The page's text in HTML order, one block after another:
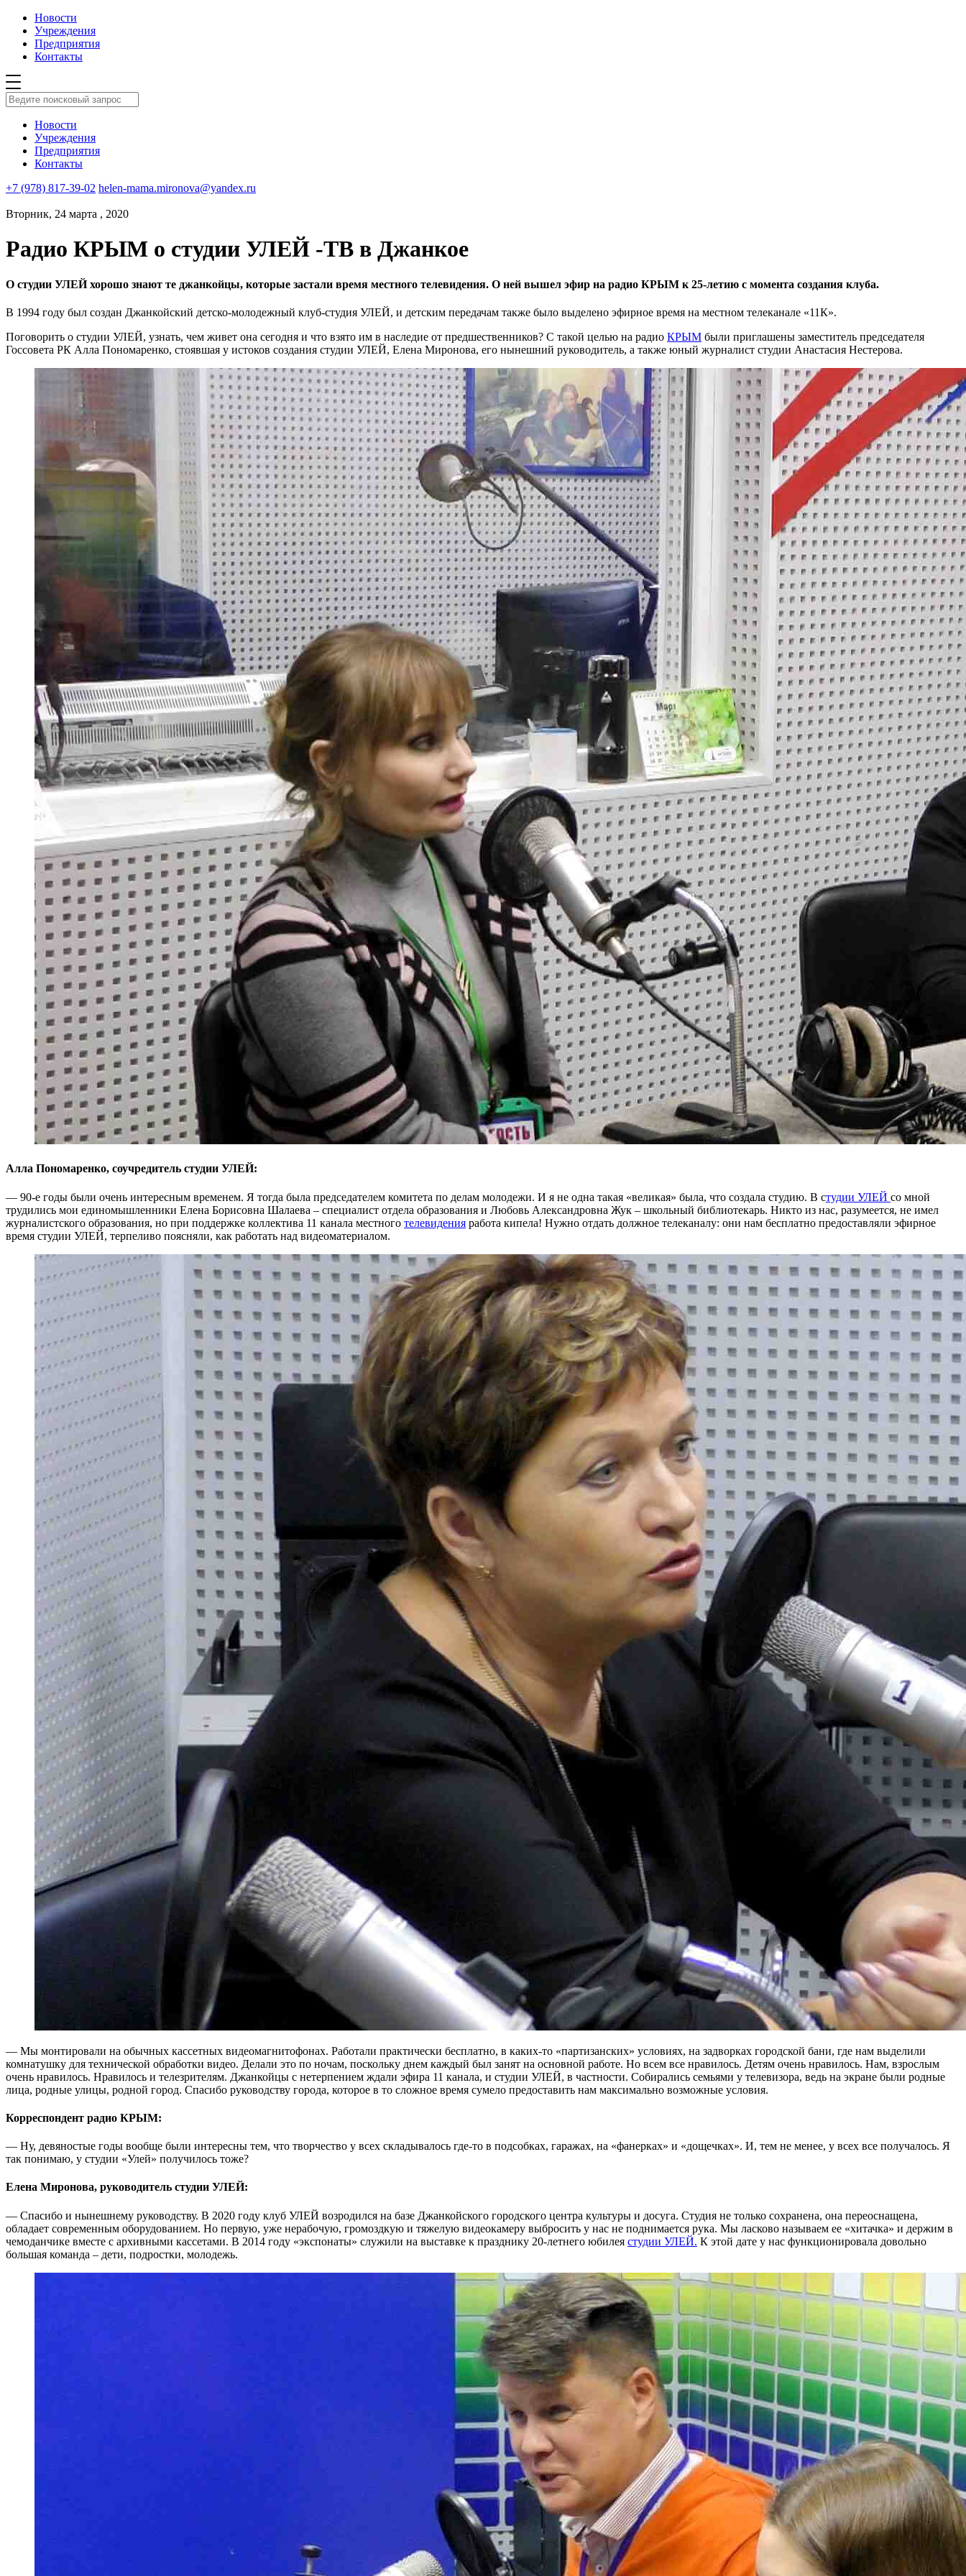
Новости
Учреждения
Предприятия
Контакты
Новости
Учреждения
Предприятия
Контакты
+7 (978) 817-39-02 helen-mama.mironova@yandex.ru
Вторник, 24 марта , 2020
Радио КРЫМ о студии УЛЕЙ -ТВ в Джанкое
О студии УЛЕЙ хорошо знают те джанкойцы, которые застали время местного телевидения. О ней вышел эфир на радио КРЫМ к 25-летию с момента создания клуба.
В 1994 году был создан Джанкойский детско-молодежный клуб-студия УЛЕЙ, и детским передачам также было выделено эфирное время на местном телеканале «11К».
Поговорить о студии УЛЕЙ, узнать, чем живет она сегодня и что взято им в наследие от предшественников? С такой целью на радио КРЫМ были приглашены заместитель председателя
Госсовета РК Алла Пономаренко, стоявшая у истоков создания студии УЛЕЙ, Елена Миронова, его нынешний руководитель, а также юный журналист студии Анастасия Нестерова.
Алла Пономаренко, соучредитель студии УЛЕЙ:
— 90-е годы были очень интересным временем. Я тогда была председателем комитета по делам молодежи. И я не одна такая «великая» была, что создала студию. В студии УЛЕЙ со мной
трудились мои единомышленники Елена Борисовна Шалаева – специалист отдела образования и Любовь Александровна Жук – школьный библиотекарь. Никто из нас, разумеется, не имел
журналистского образования, но при поддержке коллектива 11 канала местного телевидения работа кипела! Нужно отдать должное телеканалу: они нам бесплатно предоставляли эфирное
время студии УЛЕЙ, терпеливо поясняли, как работать над видеоматериалом.
— Мы монтировали на обычных кассетных видеомагнитофонах. Работали практически бесплатно, в каких-то «партизанских» условиях, на задворках городской бани, где нам выделили
комнатушку для технической обработки видео. Делали это по ночам, поскольку днем каждый был занят на основной работе. Но всем все нравилось. Детям очень нравилось. Нам, взрослым
очень нравилось. Нравилось и телезрителям. Джанкойцы с нетерпением ждали эфира 11 канала, и студии УЛЕЙ, в частности. Собирались семьями у телевизора, ведь на экране были родные
лица, родные улицы, родной город. Спасибо руководству города, которое в то сложное время сумело предоставить нам максимально возможные условия.
Корреспондент радио КРЫМ:
— Ну, девяностые годы вообще были интересны тем, что творчество у всех складывалось где-то в подсобках, гаражах, на «фанерках» и «дощечках». И, тем не менее, у всех все получалось. Я
так понимаю, у студии «Улей» получилось тоже?
Елена Миронова, руководитель студии УЛЕЙ:
— Спасибо и нынешнему руководству. В 2020 году клуб УЛЕЙ возродился на базе Джанкойского городского центра культуры и досуга. Студия не только сохранена, она переоснащена,
обладает современным оборудованием. Но первую, уже нерабочую, громоздкую и тяжелую видеокамеру выбросить у нас не поднимается рука. Мы ласково называем ее «хитачка» и держим в
чемоданчике вместе с архивными кассетами. В 2014 году «экспонаты» служили на выставке к празднику 20-летнего юбилея студии УЛЕЙ. К этой дате у нас функционировала довольно
большая команда – дети, подростки, молодежь.